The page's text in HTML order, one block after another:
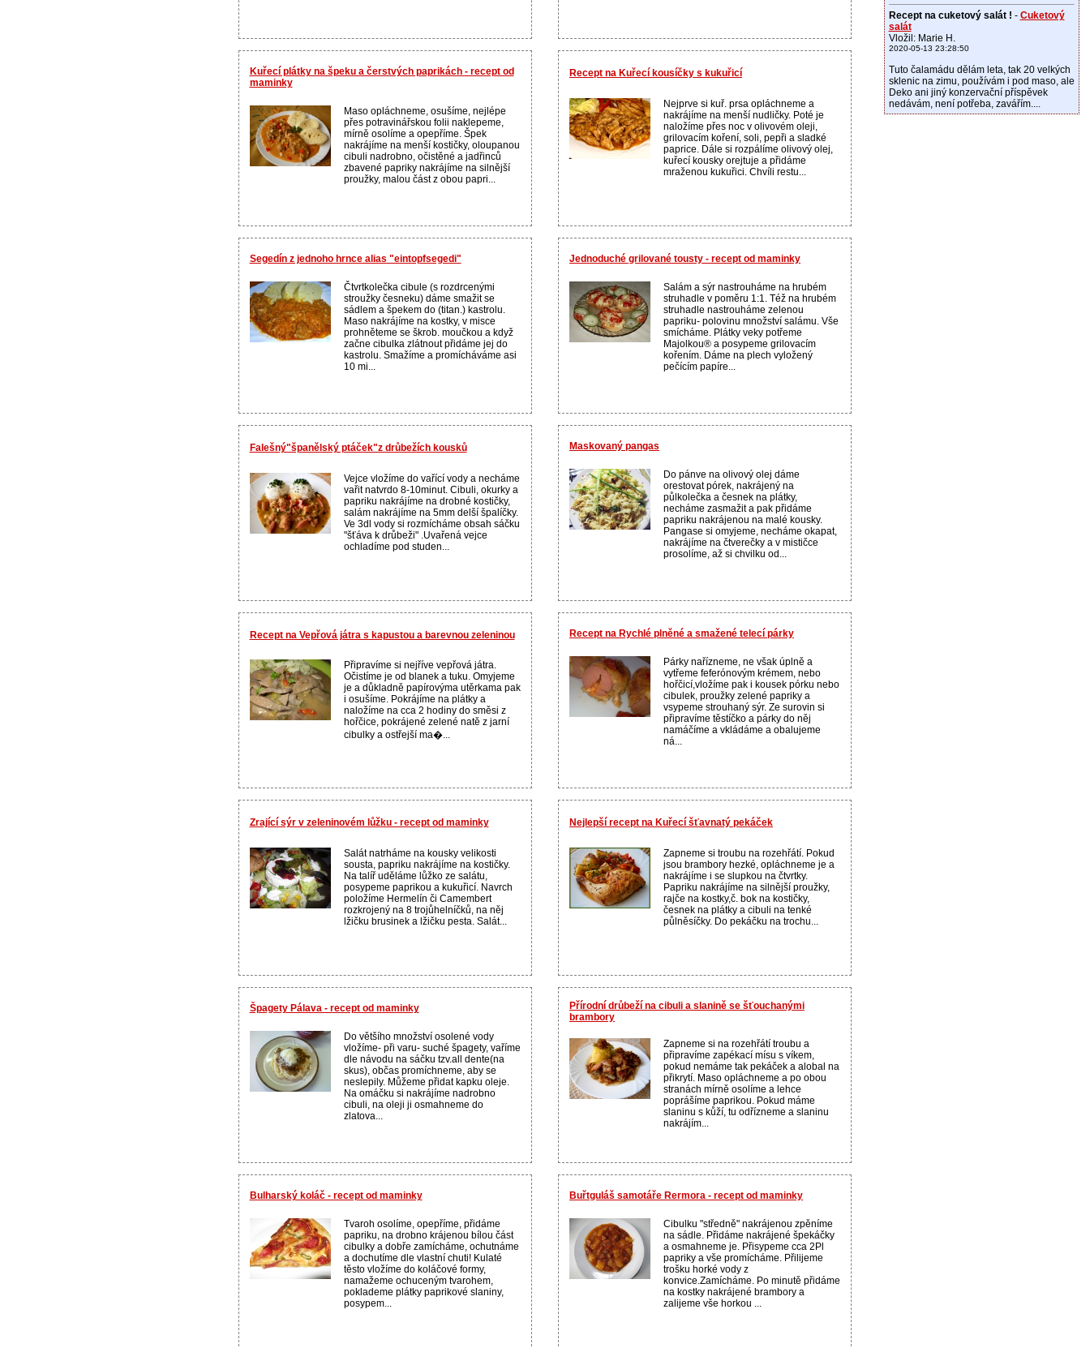
Kuřecí plátky na špeku a čerstvých paprikách - recept od
maminky
Maso opláchneme, osušíme, nejlépe
přes potravinářskou folii naklepeme,
mírně osolíme a opepříme. Špek
nakrájíme na menší kostičky, oloupanou
cibuli nadrobno, očistěné a jadřinců
zbavené papriky nakrájíme na silnější
proužky, malou část z obou papri...
Recept na Kuřecí kousíčky s kukuřicí
Nejprve si kuř. prsa opláchneme a
nakrájíme na menší nudličky. Poté je
naložíme přes noc v olivovém oleji,
grilovacím koření, soli, pepři a sladké
paprice. Dále si rozpálíme olivový olej,
kuřecí kousky orejtuje a přidáme
mraženou kukuřici. Chvíli restu...
Segedín z jednoho hrnce alias "eintopfsegedi"
Čtvrtkolečka cibule (s rozdrcenými
stroužky česneku) dáme smažit se
sádlem a špekem do (titan.) kastrolu.
Maso nakrájíme na kostky, v misce
prohněteme se škrob. moučkou a když
začne cibulka zlátnout přidáme jej do
kastrolu. Smažíme a promícháváme asi
10 mi...
Jednoduché grilované tousty - recept od maminky
Salám a sýr nastrouháme na hrubém
struhadle v poměru 1:1. Též na hrubém
struhadle nastrouháme zelenou
papriku- polovinu množství salámu. Vše
smícháme. Plátky veky potřeme
Majolkou® a posypeme grilovacím
kořením. Dáme na plech vyložený
pečícím papíre...
Falešný"španělský ptáček"z drůbežích kousků
Vejce vložíme do vařící vody a necháme
vařit natvrdo 8-10minut. Cibuli, okurky a
papriku nakrájíme na drobné kostičky,
salám nakrájíme na 5mm delší špalíčky.
Ve 3dl vody si rozmícháme obsah sáčku
"šťáva k drůbeži" .Uvařená vejce
ochladíme pod studen...
Maskovaný pangas
Do pánve na olivový olej dáme
orestovat pórek, nakrájený na
půlkolečka a česnek na plátky,
necháme zasmažit a pak přidáme
papriku nakrájenou na malé kousky.
Pangase si omyjeme, necháme okapat,
nakrájíme na čtverečky a v mističce
prosolíme, až si chvilku od...
Recept na Vepřová játra s kapustou a barevnou zeleninou
Připravíme si nejříve vepřová játra.
Očistíme je od blanek a tuku. Omyjeme
je a důkladně papírovýma utěrkama pak
i osušíme. Pokrájíme na plátky a
naložíme na cca 2 hodiny do směsi z
hořčice, pokrájené zelené natě z jarní
cibulky a ostřejší ma�...
Recept na Rychlé plněné a smažené telecí párky
Párky nařízneme, ne však úplně a
vytřeme feferónovým krémem, nebo
hořčicí,vložíme pak i kousek pórku nebo
cibulek, proužky zelené papriky a
vsypeme strouhaný sýr. Ze surovin si
připravíme těstíčko a párky do něj
namáčíme a vkládáme a obalujeme
ná...
Zrající sýr v zeleninovém lůžku - recept od maminky
Salát natrháme na kousky velikosti
sousta, papriku nakrájíme na kostičky.
Na talíř uděláme lůžko ze salátu,
posypeme paprikou a kukuřicí. Navrch
položíme Hermelín či Camembert
rozkrojený na 8 trojůhelníčků, na něj
lžičku brusinek a lžičku pesta. Salát...
Nejlepší recept na Kuřecí šťavnatý pekáček
Zapneme si troubu na rozehřátí. Pokud
jsou brambory hezké, opláchneme je a
nakrájíme i se slupkou na čtvrtky.
Papriku nakrájíme na silnější proužky,
rajče na kostky,č. bok na kostičky,
česnek na plátky a cibuli na tenké
půlněsíčky. Do pekáčku na trochu...
Špagety Pálava - recept od maminky
Do většího množství osolené vody
vložíme- při varu- suché špagety, vaříme
dle návodu na sáčku tzv.all dente(na
skus), občas promíchneme, aby se
neslepily. Můžeme přidat kapku oleje.
Na omáčku si nakrájíme nadrobno
cibuli, na oleji ji osmahneme do
zlatova...
Přírodní drůbeží na cibuli a slanině se šťouchanými
brambory
Zapneme si na rozehřátí troubu a
připravíme zapékací mísu s víkem,
pokud nemáme tak pekáček a alobal na
přikrytí. Maso opláchneme a po obou
stranách mírně osolíme a lehce
poprášíme paprikou. Pokud máme
slaninu s kůží, tu odřízneme a slaninu
nakrájím...
Bulharský koláč - recept od maminky
Tvaroh osolíme, opepříme, přidáme
papriku, na drobno krájenou bílou část
cibulky a dobře zamícháme, ochutnáme
a dochutíme dle vlastní chuti! Kulaté
těsto vložíme do koláčové formy,
namažeme ochuceným tvarohem,
poklademe plátky paprikové slaniny,
posypem...
Buřtguláš samotáře Rermora - recept od maminky
Cibulku "středně" nakrájenou zpěníme
na sádle. Přidáme nakrájené špekáčky
a osmahneme je. Přisypeme cca 2Pl
papriky a vše promícháme. Přilijeme
trošku horké vody z
konvice.Zamícháme. Po minutě přidáme
na kostky nakrájené brambory a
zalijeme vše horkou ...
Recept na cuketový salát ! - Cuketový
salát
Vložil: Marie H.
2020-05-13 23:28:50
Tuto čalamádu dělám leta, tak 20 velkých
sklenic na zimu, používám i pod maso, ale
Deko ani jiný konzervační příspěvek
nedávám, není potřeba, zavářím....